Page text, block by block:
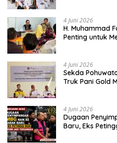
4 Juni 2026
H. Muhammad
Penting untuk
4 Juni 2026
Sekda
Truk Pani Gold
4 Juni 2026
Dugaan
Baru, Eks